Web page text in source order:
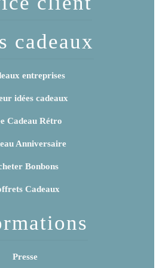
cadeaux
entreprises
idées cadeaux
Cadeau Rétro
Anniversaire
Bonbons
Cadeaux
Presse